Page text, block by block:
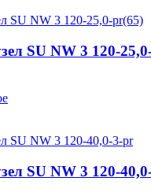
SU NW 3 120-
SU NW 3 120-